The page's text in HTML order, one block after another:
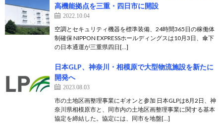
高機能拠点を三重・四日市に開設
2022.10.04
空調とセキュリティ機器を標準装備、24時間365日の稼働体
制確保 NIPPON EXPRESSホールディングスは10月3日、傘下
の日本通運が三重県四日[…]
日本GLP、神奈川・相模原で大型物流施設を新たに
開発へ
2023.08.03
市の土地区画整理事業にギオンと参加 日本GLPは8月2日、神
奈川県相模原市と、同市内の土地区画整理事業に関する基本
協定を締結した。協定には、同市を地盤[…]